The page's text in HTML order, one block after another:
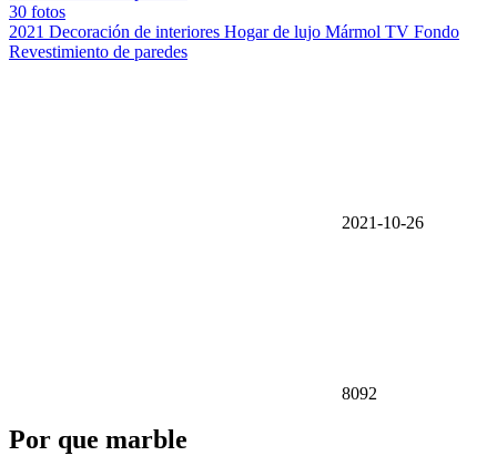
30 fotos
2021 Decoración de interiores Hogar de lujo Mármol TV Fondo
Revestimiento de paredes
2021-10-26
8092
Por que marble